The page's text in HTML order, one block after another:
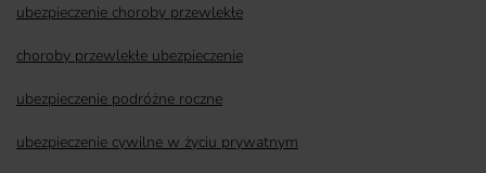
ubezpieczenie choroby przewlekłe
choroby przewlekłe ubezpieczenie
ubezpieczenie podróżne roczne
ubezpieczenie cywilne w życiu prywatnym